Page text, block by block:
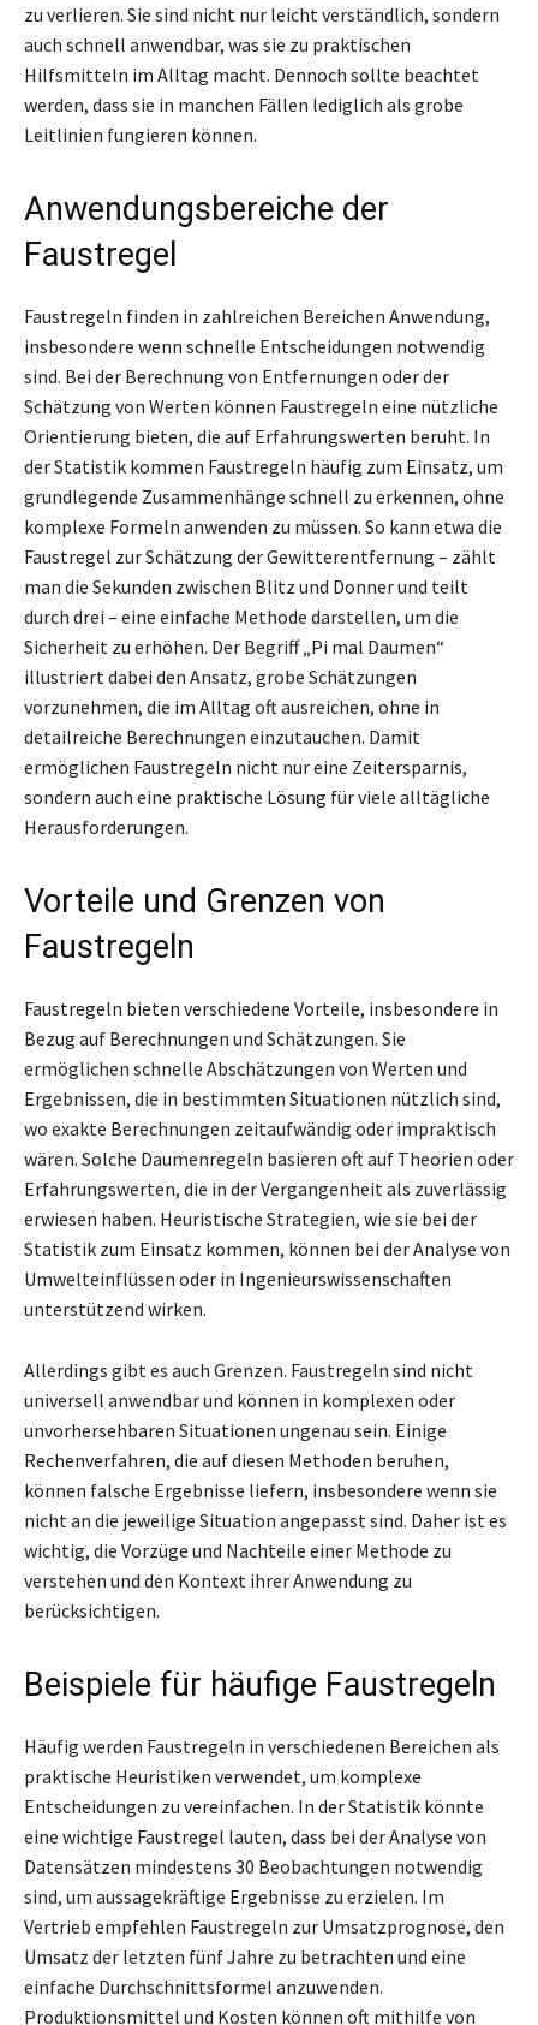
zu verlieren. Sie sind nicht nur leicht verständlich, sondern
auch schnell anwendbar, was sie zu praktischen
Hilfsmitteln im Alltag macht. Dennoch sollte beachtet
werden, dass sie in manchen Fällen lediglich als grobe
Leitlinien fungieren können.
Anwendungsbereiche der
Faustregel
Faustregeln finden in zahlreichen Bereichen Anwendung,
insbesondere wenn schnelle Entscheidungen notwendig
sind. Bei der Berechnung von Entfernungen oder der
Schätzung von Werten können Faustregeln eine nützliche
Orientierung bieten, die auf Erfahrungswerten beruht. In
der Statistik kommen Faustregeln häufig zum Einsatz, um
grundlegende Zusammenhänge schnell zu erkennen, ohne
komplexe Formeln anwenden zu müssen. So kann etwa die
Faustregel zur Schätzung der Gewitterentfernung – zählt
man die Sekunden zwischen Blitz und Donner und teilt
durch drei – eine einfache Methode darstellen, um die
Sicherheit zu erhöhen. Der Begriff „Pi mal Daumen“
illustriert dabei den Ansatz, grobe Schätzungen
vorzunehmen, die im Alltag oft ausreichen, ohne in
detailreiche Berechnungen einzutauchen. Damit
ermöglichen Faustregeln nicht nur eine Zeitersparnis,
sondern auch eine praktische Lösung für viele alltägliche
Herausforderungen.
Vorteile und Grenzen von
Faustregeln
Faustregeln bieten verschiedene Vorteile, insbesondere in
Bezug auf Berechnungen und Schätzungen. Sie
ermöglichen schnelle Abschätzungen von Werten und
Ergebnissen, die in bestimmten Situationen nützlich sind,
wo exakte Berechnungen zeitaufwändig oder impraktisch
wären. Solche Daumenregeln basieren oft auf Theorien oder
Erfahrungswerten, die in der Vergangenheit als zuverlässig
erwiesen haben. Heuristische Strategien, wie sie bei der
Statistik zum Einsatz kommen, können bei der Analyse von
Umwelteinflüssen oder in Ingenieurswissenschaften
unterstützend wirken.
Allerdings gibt es auch Grenzen. Faustregeln sind nicht
universell anwendbar und können in komplexen oder
unvorhersehbaren Situationen ungenau sein. Einige
Rechenverfahren, die auf diesen Methoden beruhen,
können falsche Ergebnisse liefern, insbesondere wenn sie
nicht an die jeweilige Situation angepasst sind. Daher ist es
wichtig, die Vorzüge und Nachteile einer Methode zu
verstehen und den Kontext ihrer Anwendung zu
berücksichtigen.
Beispiele für häufige Faustregeln
Häufig werden Faustregeln in verschiedenen Bereichen als
praktische Heuristiken verwendet, um komplexe
Entscheidungen zu vereinfachen. In der Statistik könnte
eine wichtige Faustregel lauten, dass bei der Analyse von
Datensätzen mindestens 30 Beobachtungen notwendig
sind, um aussagekräftige Ergebnisse zu erzielen. Im
Vertrieb empfehlen Faustregeln zur Umsatzprognose, den
Umsatz der letzten fünf Jahre zu betrachten und eine
einfache Durchschnittsformel anzuwenden.
Produktionsmittel und Kosten können oft mithilfe von